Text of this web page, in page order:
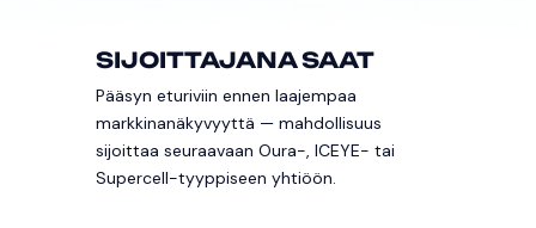
SIJOITTAJANA SAAT
Pääsyn eturiviin ennen laajempaa
markkinanäkyvyyttä — mahdollisuus
sijoittaa seuraavaan Oura-, ICEYE- tai
Supercell-tyyppiseen yhtiöön.